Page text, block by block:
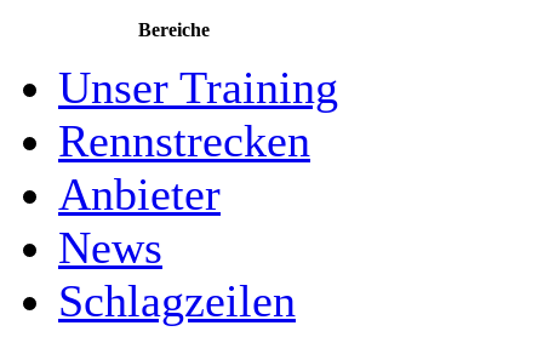
Bereiche
Unser Training
Rennstrecken
Anbieter
News
Schlagzeilen